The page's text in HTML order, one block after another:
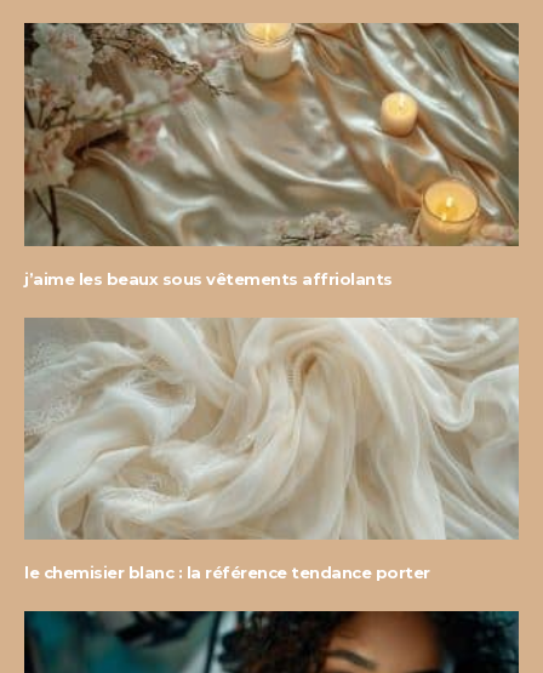
j’aime les beaux sous vêtements affriolants
le chemisier blanc : la référence tendance porter